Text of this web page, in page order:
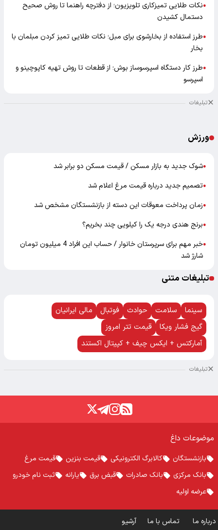
●نکات طلایی تمیزکاری تلویزیون؛ از دفترچه راهنما تا روش صحیح
دستمال کشیدن
●طرز استفاده از بخارشوی برای مبل؛ نکات طلایی تمیز کردن مبلمان با
بخار
●طرز کار دستگاه اسپرسوساز بوش؛ از قطعات تا روش تهیه کاپوچینو و
اسپرسو
تبلیغات
ورزش
●شوک جدید به بازار مسکن / قیمت مسکن دو برابر شد
●تصمیم جدید درباره قیمت مرغ اعلام شد
●زمان پرداخت معوقات این دسته از بازنشستگان مشخص شد
●برنج هندی درجه یک را کیلویی چند بخریم؟
●
خبر مهم برای سرپرستان خانوار / حساب این افراد 4 میلیون تومان
شارژ شد
تبلیغات متنی
سینما سلامت حوادث فوتبال
مالی ایرانیان
گیج فشار ویکا
قیمت تتر امروز
آمارکتس + ایکس چیف + کپیتال اکستند
تبلیغات
موضوعات داغ
بازنشستگان کالابرگ الکترونیکی قیمت بنزین
قیمت مرغ
بانک مرکزی
بانک صادرات قبض برق یارانه
ثبت نام خودرو
عرضه اولیه
درباره ما تماس با ما آرشیو